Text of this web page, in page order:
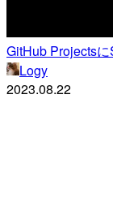
GitHub Projects
Logy
2023.08.22